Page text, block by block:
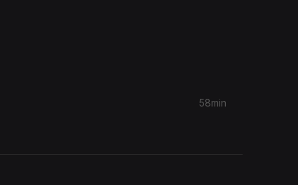
58min